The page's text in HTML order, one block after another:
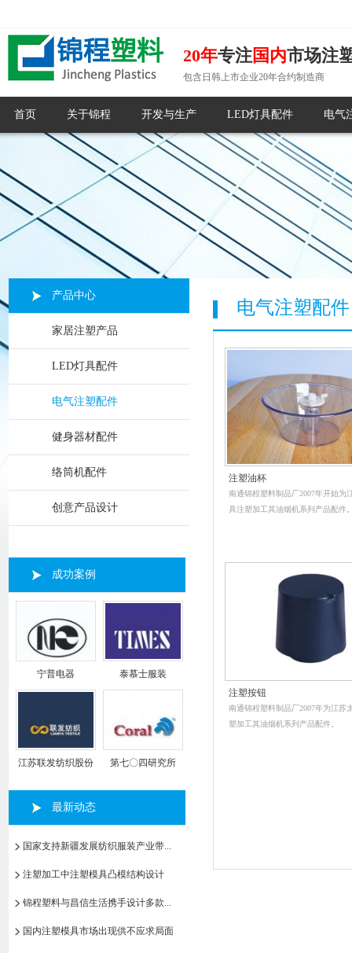
20年专注国内市场注
包含日韩上市企业20年合约制造商
首页 关于锦程 开发与生产 LED灯具配件 电气
产品中心
家居注塑产品
LED灯具配件
电气注塑配件
健身器材配件
络筒机配件
创意产品设计
成功案例
宁普电器 泰慕士服装
江苏联发纺织股份
第七〇四研究所
最新动态
国家支持新疆发展纺织服装产业带...
注塑加工中注塑模具凸模结构设计
锦程塑料与昌信生活携手设计多款...
国内注塑模具市场出现供不应求局面
电气注塑配件
注塑油杯
南通锦程塑料制品厂2007年开始为
具注塑加工其油烟机系列产品配件
注塑按钮
南通锦程塑料制品厂2007年为江苏
塑加工其油烟机系列产品配件。